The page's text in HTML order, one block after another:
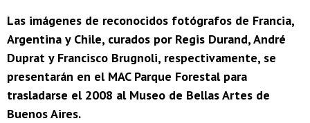
Las imágenes de reconocidos fotógrafos de Francia,
Argentina y Chile, curados por Regis Durand, André
Duprat y Francisco Brugnoli, respectivamente, se
presentarán en el MAC Parque Forestal para
trasladarse el 2008 al Museo de Bellas Artes de
Buenos Aires.